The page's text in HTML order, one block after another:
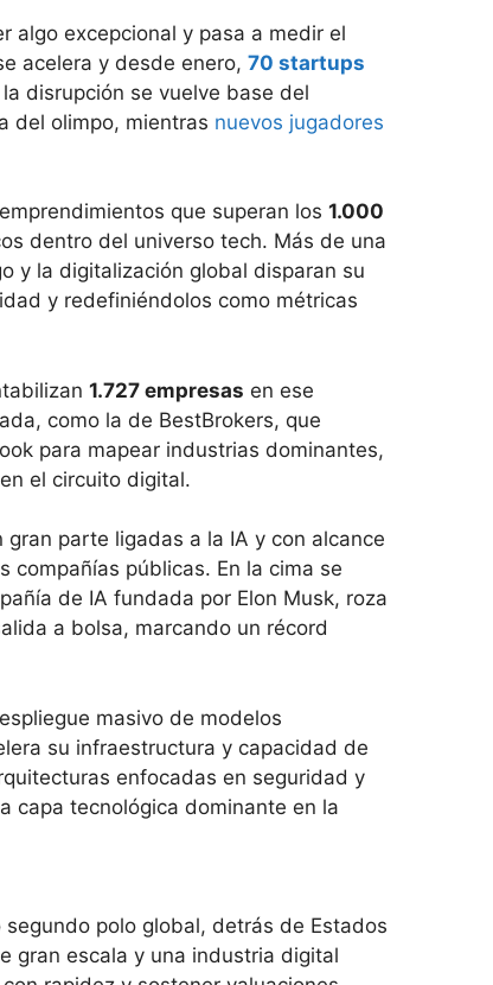
algo excepcional y pasa a medir el
acelera y desde enero, 70 startups
disrupción se vuelve base del
del olimpo, mientras nuevos jugadores
que superan los 1.000
dentro del universo tech. Más de una
y la digitalización global disparan su
y redefiniéndolos como métricas
1.727 empresas en ese
como la de BestBrokers, que
para mapear industrias dominantes,
el circuito digital.
parte ligadas a la IA y con alcance
compañías públicas. En la cima se
de IA fundada por Elon Musk, roza
a bolsa, marcando un récord
masivo de modelos
su infraestructura y capacidad de
enfocadas en seguridad y
capa tecnológica dominante en la
polo global, detrás de Estados
gran escala y una industria digital